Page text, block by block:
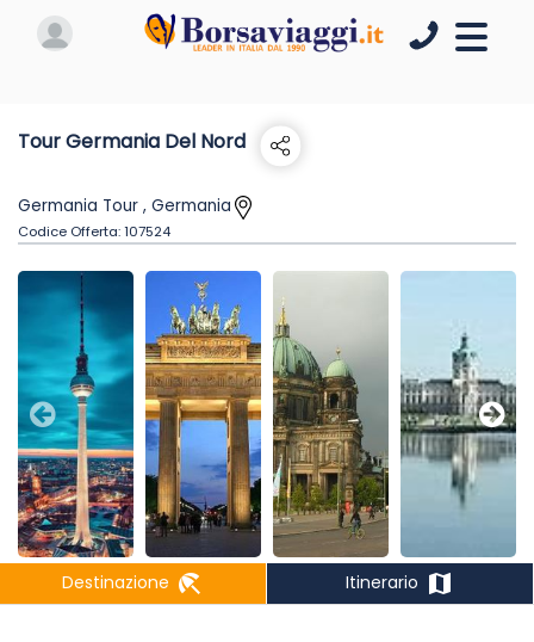
Tour Germania Del Nord
Germania Tour , Germania
Codice Offerta:107524
Destinazione beach_access Itinerario map